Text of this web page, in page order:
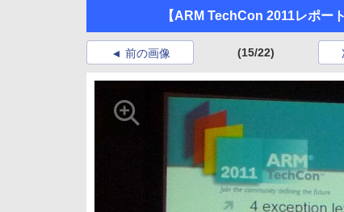
【ARM TechCon 2011レポー
前の画像 (15/22)